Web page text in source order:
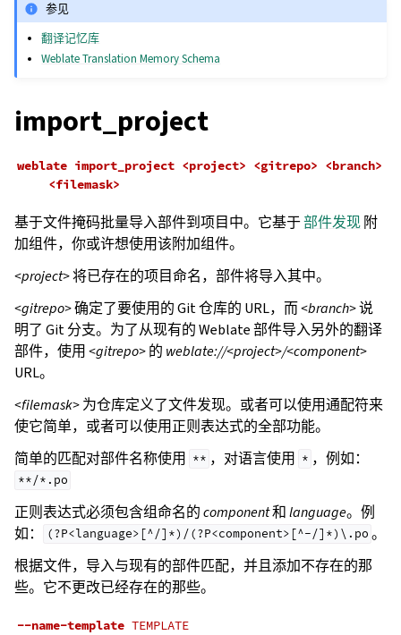
参见
翻译记忆库
Weblate Translation Memory Schema
import_project
weblate import_project <project> <gitrepo> <branch>
<filemask>
基于文件掩码批量导入部件到项目中。它基于部件发现附
加组件，你或许想使用该附加组件。
<project>将已存在的项目命名，部件将导入其中。
<gitrepo>确定了要使用的 Git 仓库的 URL，而<branch>说
明了 Git 分支。为了从现有的 Weblate 部件导入另外的翻译
部件，使用<gitrepo>的 weblate://<project>/<component>
URL。
<filemask>为仓库定义了文件发现。或者可以使用通配符来
使它简单，或者可以使用正则表达式的全部功能。
简单的匹配对部件名称使用 ** ，对语言使用 * ，例如：
**/*.po
正则表达式必须包含组命名的component和language。例
如：
(?P<language>[^/]*)/(?P<component>[^-/]*)\.po 。
根据文件，导入与现有的部件匹配，并且添加不存在的那
些。它不更改已经存在的那些。
--name-template TEMPLATE